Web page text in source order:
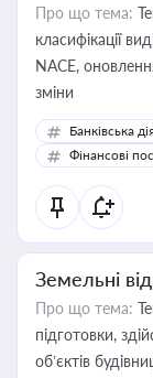
Про що тема:
класифікації
NACE,
зміни
Банківська
Фінансові
Земельні
Про що тема:
підготовки,
об’єктів